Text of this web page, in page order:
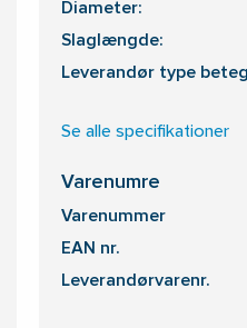
Diameter:
Slaglængde:
Leverandør type
Se alle specifikationer
Varenumre
Varenummer
EAN nr.
Leverandørvarenr.